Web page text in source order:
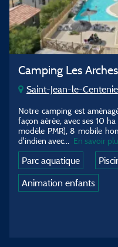
Camping Les Arches
Saint-Jean-le-
Notre camping est
façon aérée, avec ses 10
modèle PMR), 8 mobile
d'indien avec
En savoir
Parc aquatique
Animation enfants